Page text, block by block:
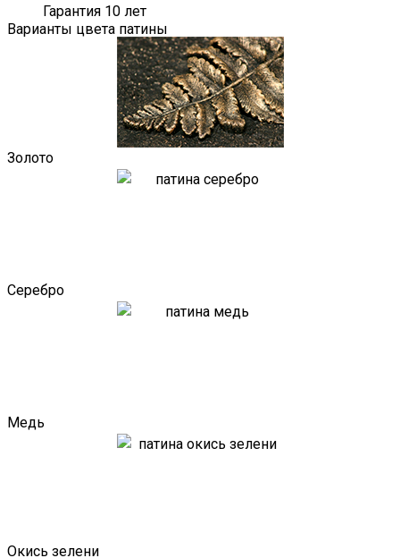
Гарантия 10 лет
Варианты цвета патины
Золото
Серебро
Медь
Окись зелени